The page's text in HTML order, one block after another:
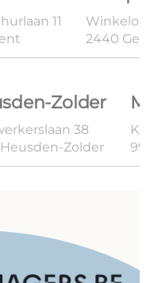
11
Winkelom
2440 Geel
Zolder
38
Zolder